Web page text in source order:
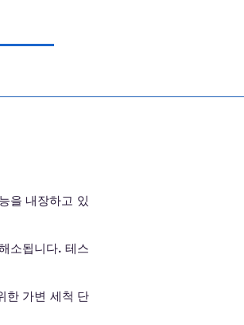
을 내장하고 있
소됩니다. 테스
한 가변 세척 단